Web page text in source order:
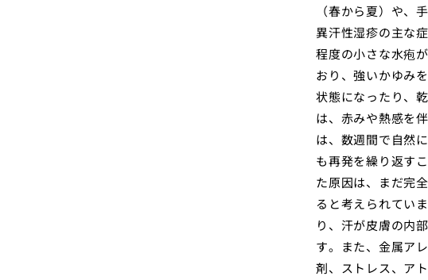
（春から夏）や、
異汗性湿疹の主な
程度の小さな水疱
おり、強いかゆみ
状態になったり、
は、赤みや熱感を
は、数週間で自然
も再発を繰り返す
た原因は、まだ完
ると考えられてい
り、汗が皮膚の内
す。また、金属ア
剤、ストレス、ア